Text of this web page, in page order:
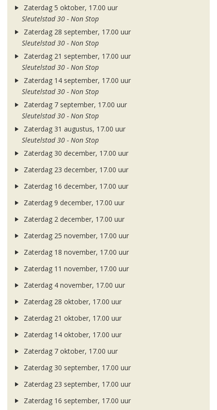
Zaterdag 5 oktober, 17.00 uur
Sleutelstad 30 - Non Stop
Zaterdag 28 september, 17.00 uur
Sleutelstad 30 - Non Stop
Zaterdag 21 september, 17.00 uur
Sleutelstad 30 - Non Stop
Zaterdag 14 september, 17.00 uur
Sleutelstad 30 - Non Stop
Zaterdag 7 september, 17.00 uur
Sleutelstad 30 - Non Stop
Zaterdag 31 augustus, 17.00 uur
Sleutelstad 30 - Non Stop
Zaterdag 30 december, 17.00 uur
Zaterdag 23 december, 17.00 uur
Zaterdag 16 december, 17.00 uur
Zaterdag 9 december, 17.00 uur
Zaterdag 2 december, 17.00 uur
Zaterdag 25 november, 17.00 uur
Zaterdag 18 november, 17.00 uur
Zaterdag 11 november, 17.00 uur
Zaterdag 4 november, 17.00 uur
Zaterdag 28 oktober, 17.00 uur
Zaterdag 21 oktober, 17.00 uur
Zaterdag 14 oktober, 17.00 uur
Zaterdag 7 oktober, 17.00 uur
Zaterdag 30 september, 17.00 uur
Zaterdag 23 september, 17.00 uur
Zaterdag 16 september, 17.00 uur